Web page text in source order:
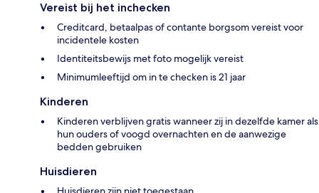
Vereist bij het inchecken
Creditcard, betaalpas of contante borgsom vereist voor
incidentele kosten
Identiteitsbewijs met foto mogelijk vereist
Minimumleeftijd om in te checken is 21 jaar
Kinderen
Kinderen verblijven gratis wanneer zij in dezelfde kamer als
hun ouders of voogd overnachten en de aanwezige
bedden gebruiken
Huisdieren